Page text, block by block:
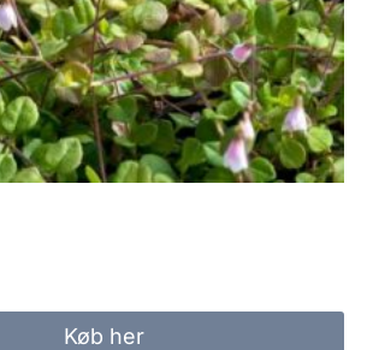
Køb her